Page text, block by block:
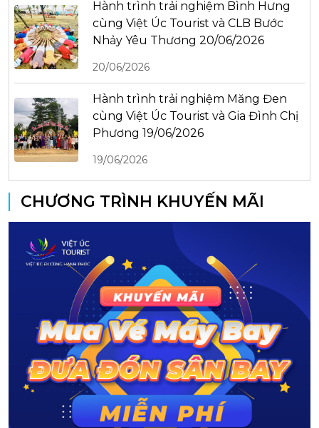
Hành trình trải nghiệm Bình Hưng
cùng Việt Úc Tourist và CLB Bước
Nhảy Yêu Thương 20/06/2026
20/06/2026
Hành trình trải nghiệm Măng Đen
cùng Việt Úc Tourist và Gia Đình Chị
Phương 19/06/2026
19/06/2026
CHƯƠNG TRÌNH KHUYẾN MÃI